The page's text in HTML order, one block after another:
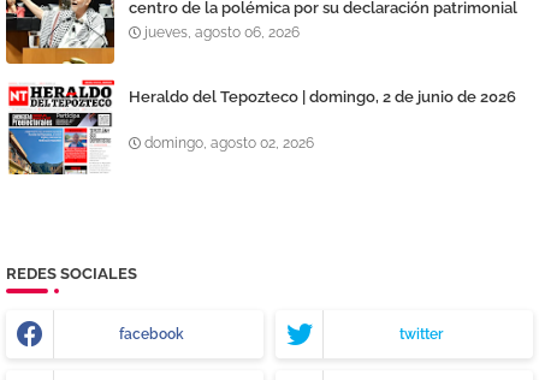
centro de la polémica por su declaración patrimonial
jueves, agosto 06, 2026
Heraldo del Tepozteco | domingo, 2 de junio de 2026
domingo, agosto 02, 2026
REDES SOCIALES
facebook twitter